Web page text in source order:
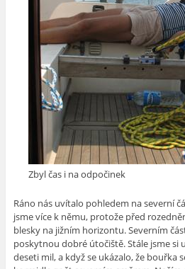
Zbyl čas i na odpočinek
Ráno nás uvítalo pohledem na severní
jsme více k němu, protože před
blesky na jižním horizontu. Severním
poskytnou dobré útočiště. Stále jsme si
deseti mil, a když se ukázalo, že bouřka